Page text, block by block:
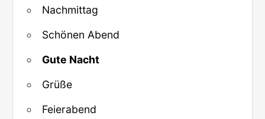
Nachmittag
Schönen Abend
Gute Nacht
Grüße
Feierabend